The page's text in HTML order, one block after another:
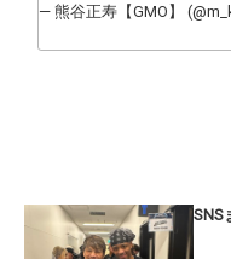
— 熊谷正寿【GMO】
SNS